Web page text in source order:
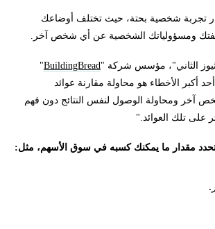
تجربة شخصية بحتة، حيث تختلف أوضاعك
ومسؤولياتك الشخصية عن أي شخص آخر.
الثاني"، مؤسس شركة "BuildingBread
"
أكبر الأخطاء هو محاولة مقارنة عوائد
آخر ومحاولة الوصول لنفس النتائج دون فهم
على تلك العوائد."
مقدار ما يمكنك كسبه في سوق الأسهم، مثل: